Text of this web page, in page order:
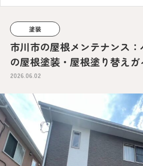
塗装
市川市の屋根メンテナンス
の屋根塗装・屋根塗り替えガ
2026.06.02